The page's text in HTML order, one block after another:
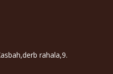
rahala,9.